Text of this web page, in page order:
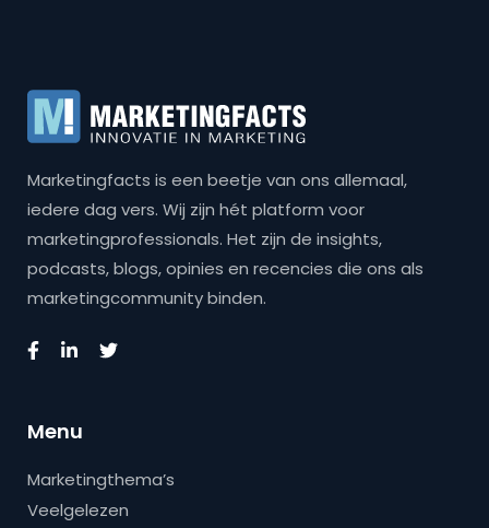
Marketingfacts is een beetje van ons allemaal,
iedere dag vers. Wij zijn hét platform voor
marketingprofessionals. Het zijn de insights,
podcasts, blogs, opinies en recencies die ons als
marketingcommunity binden.
Menu
Marketingthema’s
Veelgelezen